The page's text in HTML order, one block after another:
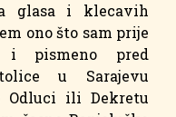
glasa i klecavih
ono što sam prije
i pismeno pred
u Sarajevu
Odluci ili Dekretu